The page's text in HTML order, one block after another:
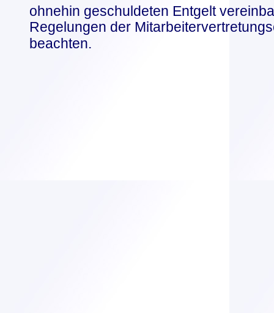
ohnehin geschuldeten Entgelt
Regelungen der
beachten.